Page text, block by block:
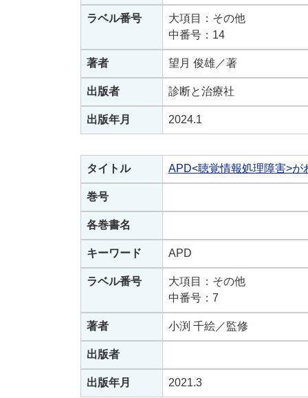
ラベル番号
大項目：その他
中番号：14
著者 望月 俊雄／著
出版者 診断と治療社
出版年月 2024.1
タイトル APD<聴覚情報処理障害>が
巻号
各巻書名
キーワード APD
ラベル番号
大項目：その他
中番号：7
著者 小渕 千絵／監修
出版者
出版年月 2021.3